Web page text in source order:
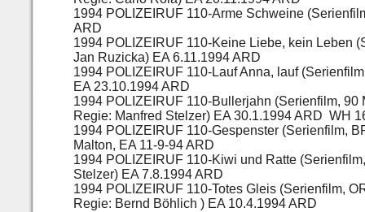
1994 POLIZEIRUF 110-Arme Schweine
ARD
1994 POLIZEIRUF 110-Keine Liebe, kein Leben
Jan Ruzicka) EA 6.11.1994 ARD
1994 POLIZEIRUF 110-Lauf Anna, lauf
EA 23.10.1994 ARD
1994 POLIZEIRUF 110-Bullerjahn (Serienfilm,
Regie: Manfred Stelzer) EA 30.1.1994 ARD WH
1994 POLIZEIRUF 110-Gespenster (Serienfilm,
Malton, EA 11-9-94 ARD
1994 POLIZEIRUF 110-Kiwi und Ratte
Stelzer) EA 7.8.1994 ARD
1994 POLIZEIRUF 110-Totes Gleis (Serienfilm,
Regie: Bernd Böhlich ) EA 10.4.1994 ARD